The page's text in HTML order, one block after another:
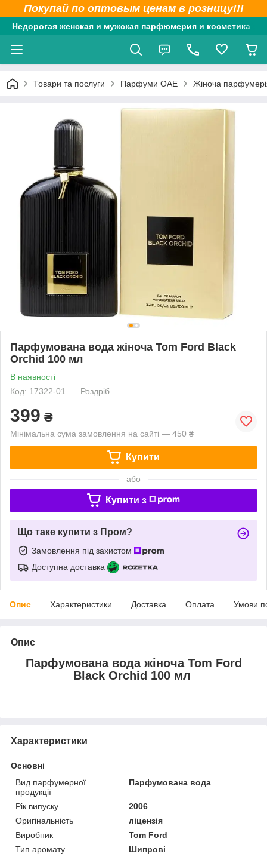
Покупай по оптовым ценам в розницу!!!
Недорогая женская и мужская парфюмерия и косметика
Товари та послуги Парфуми ОАЕ Жіноча
Парфумована вода жіноча Tom Ford Black
Orchid 100 мл
В наявності
Код: 17322-01
Роздріб
399 ₴
Мінімальна сума замовлення на сайті — 450 ₴
Купити
або
Купити з
Що таке купити з Пром?
Замовлення під захистом
Доступна доставка
Опис Характеристики Доставка Оплата Умови
Опис
Парфумована вода жіноча Tom Ford
Black Orchid 100 мл
Характеристики
Основні
Вид парфумерної
продукції
Парфумована вода
Рік випуску
2006
Оригінальність
ліцензія
Виробник
Tom Ford
Тип аромату
Шипрові